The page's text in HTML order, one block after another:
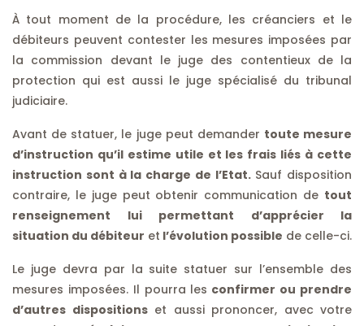
À tout moment de la procédure, les créanciers et le
débiteurs peuvent contester les mesures imposées par
la commission devant le juge des contentieux de la
protection qui est aussi le juge spécialisé du tribunal
judiciaire.
Avant de statuer, le juge peut demander toute mesure
d’instruction qu’il estime utile et les frais liés à cette
instruction sont à la charge de l’Etat.Sauf disposition
contraire, le juge peut obtenir communication de tout
renseignement lui permettant d’apprécier la
situation du débiteur et l’évolution possible de celle-ci.
Le juge devra par la suite statuer sur l’ensemble des
mesures imposées. Il pourra les confirmer ou prendre
d’autres dispositionset aussi prononcer, avec votre